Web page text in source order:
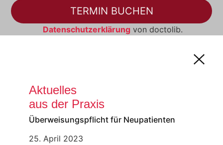
TERMIN BUCHEN
Datenschutzerklärung von doctolib.
Aktuelles
aus der Praxis
Überweisungspflicht für Neupatienten
25. April 2023